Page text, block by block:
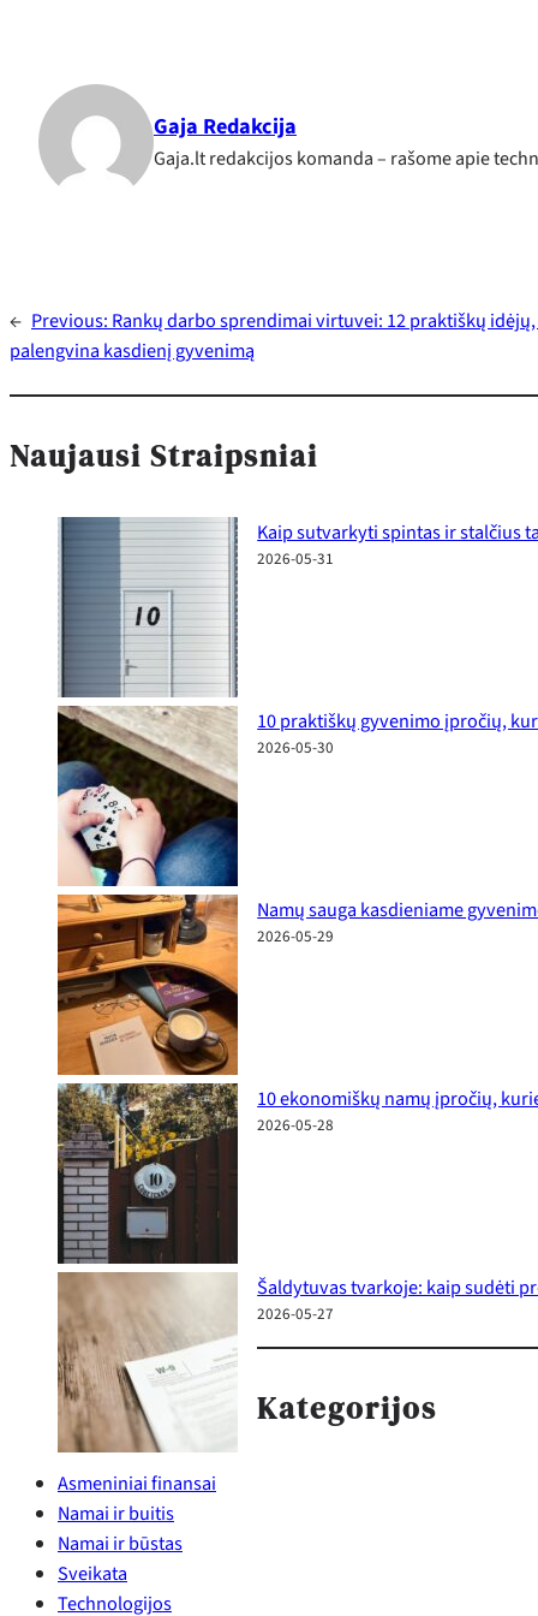
Gaja Redakcija
Gaja.lt redakcijos komanda – rašome apie
← Previous: Rankų darbo sprendimai virtuvei: 12 praktiškų
palengvina kasdienį gyvenimą
Naujausi Straipsniai
Kaip sutvarkyti spintas ir stalčius
2026-05-31
10 praktiškų gyvenimo įpročių,
2026-05-30
Namų sauga kasdieniame
2026-05-29
10 ekonomiškų namų įpročių,
2026-05-28
Šaldytuvas tvarkoje: kaip sudėti
2026-05-27
Kategorijos
Asmeniniai finansai
Namai ir buitis
Namai ir būstas
Sveikata
Technologijos